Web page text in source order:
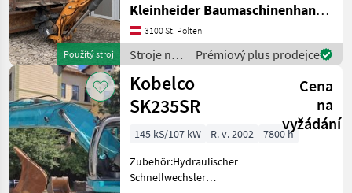
Použitý stroj
Schwenkbegrenzung
logtronics, 1 Tieflöffel
Stroje na stavbu Pásový
báger
Kleinheider Baumaschinenhandel GmbH.
3100 St. Pölten
Stroje na
stavbu /
Case IH
Prémiový plus prodejce
Kobelco
SK235SR
Cena
na
vyžádání
145 kS/107 kW R. v. 2002
7800 h
Zubehör:Hydraulischer
Schnellwechsler